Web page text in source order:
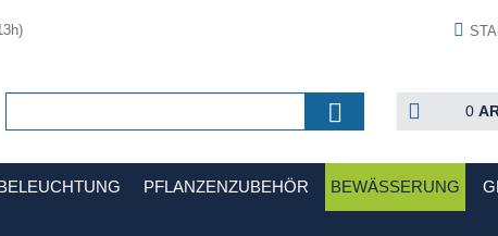
0
PFLANZENZUBEHÖR BEWÄSSERUNG